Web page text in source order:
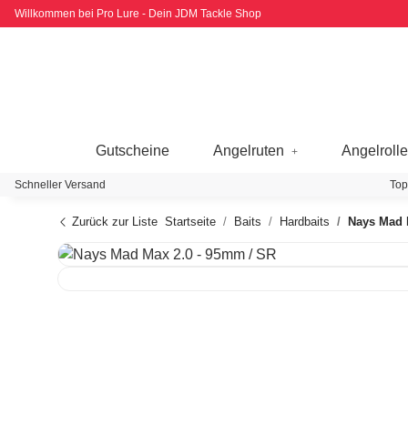
Willkommen bei Pro Lure - Dein JDM Tackle Shop
Gutscheine Angelruten
Schneller Versand
Zurück zur Liste Startseite Baits Hardbaits Nays Mad